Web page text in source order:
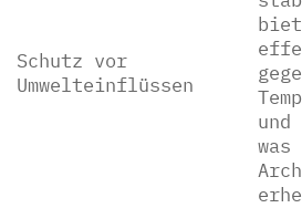
Schutz vor
Umwelteinflüssen